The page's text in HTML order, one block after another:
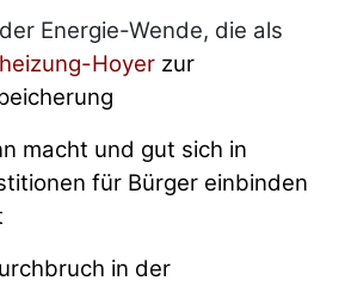
Energie-Wende, die als
Hoyer zur
macht und gut sich in
für Bürger einbinden
in der